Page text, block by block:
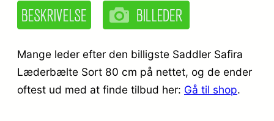
Mange leder efter den billigste Saddler Safira
Læderbælte Sort 80 cm på nettet, og de ender
oftest ud med at finde tilbud her: Gå til shop.